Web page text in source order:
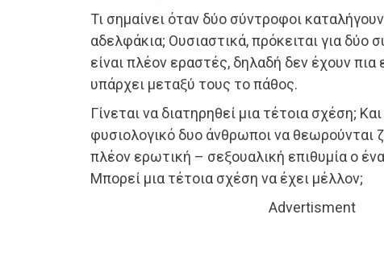
Τι σημαίνει όταν δύο σύντροφοι
αδελφάκια; Ουσιαστικά, πρόκειται για δύο
είναι πλέον εραστές, δηλαδή δεν έχουν
υπάρχει μεταξύ τους το πάθος.
Γίνεται να διατηρηθεί μια τέτοια σχέση;
φυσιολογικό δυο άνθρωποι να θεωρούνται
πλέον ερωτική – σεξουαλική επιθυμία ο
Μπορεί μια τέτοια σχέση να έχει μέλλον;
Advertisment